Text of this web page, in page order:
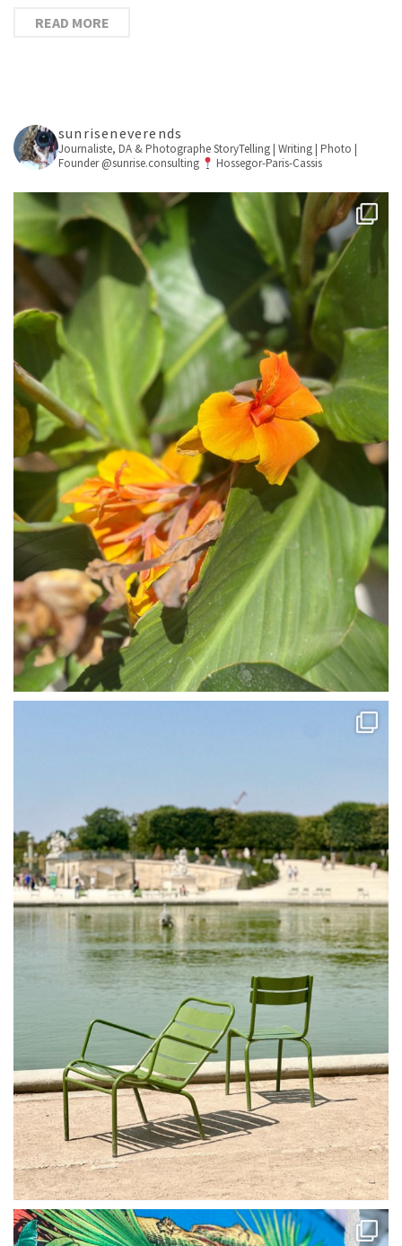
READ MORE
sunriseneverends
Journaliste, DA & PhotographeStoryTelling | Writing | Photo |
Founder @sunrise.consulting
Hossegor-Paris-Cassis